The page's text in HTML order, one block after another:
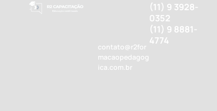
contato@r2for
macaopedagog
ica.com.br
(11) 9 3928-
0352
(11) 9 8881-
4774